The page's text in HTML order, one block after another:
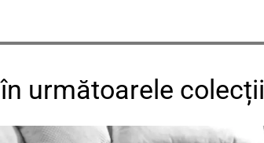
următoarele colecții